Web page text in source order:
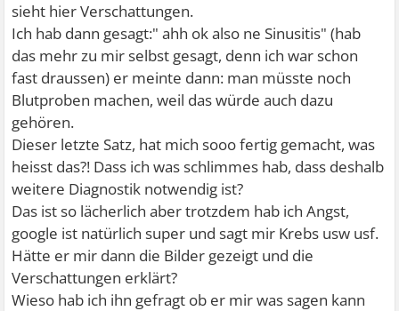
sieht hier Verschattungen.
Ich hab dann gesagt:" ahh ok also ne Sinusitis" (hab
das mehr zu mir selbst gesagt, denn ich war schon
fast draussen) er meinte dann: man müsste noch
Blutproben machen, weil das würde auch dazu
gehören.
Dieser letzte Satz, hat mich sooo fertig gemacht, was
heisst das?! Dass ich was schlimmes hab, dass deshalb
weitere Diagnostik notwendig ist?
Das ist so lächerlich aber trotzdem hab ich Angst,
google ist natürlich super und sagt mir Krebs usw usf.
Hätte er mir dann die Bilder gezeigt und die
Verschattungen erklärt?
Wieso hab ich ihn gefragt ob er mir was sagen kann